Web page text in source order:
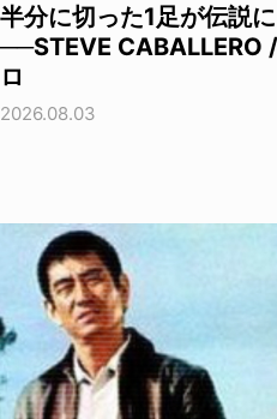
半分に切った1足が伝説に
──STEVE CABALLERO
ロ
2026.08.03